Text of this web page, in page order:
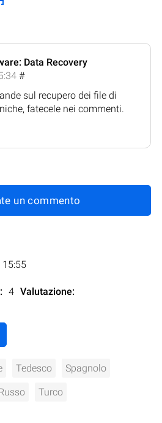
Data Recovery
#
sul recupero dei file di
fatecele nei commenti.
un commento
15:55
4 Valutazione:
Tedesco Spagnolo
Turco